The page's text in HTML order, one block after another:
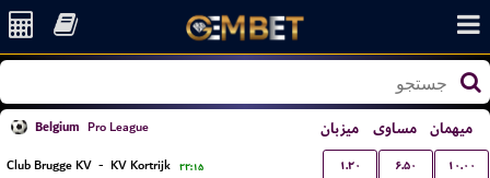
Belgium Pro League میزبان مساوی میهمان
Club Brugge KV - KV Kortrijk ۲۲:۱۵ ۱.۲۰ ۶.۵۰ ۱۰.۰۰